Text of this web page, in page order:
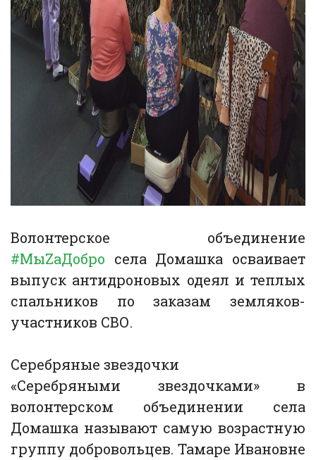
Волонтерское объединение
#МыZаДобро села Домашка осваивает
выпуск антидроновых одеял и теплых
спальников по заказам земляков-
участников СВО.
Серебряные звездочки
«Серебряными звездочками» в
волонтерском объединении села
Домашка называют самую возрастную
группу добровольцев. Тамаре Ивановне